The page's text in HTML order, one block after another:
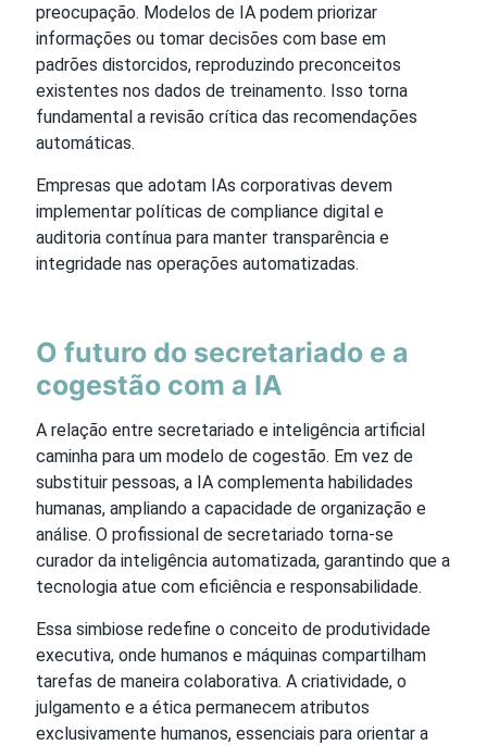
preocupação. Modelos de IA podem priorizar
informações ou tomar decisões com base em
padrões distorcidos, reproduzindo preconceitos
existentes nos dados de treinamento. Isso torna
fundamental a revisão crítica das recomendações
automáticas.
Empresas que adotam IAs corporativas devem
implementar políticas de compliance digital e
auditoria contínua para manter transparência e
integridade nas operações automatizadas.
O futuro do secretariado e a
cogestão com a IA
A relação entre secretariado e inteligência artificial
caminha para um modelo de cogestão. Em vez de
substituir pessoas, a IA complementa habilidades
humanas, ampliando a capacidade de organização e
análise. O profissional de secretariado torna-se
curador da inteligência automatizada, garantindo que a
tecnologia atue com eficiência e responsabilidade.
Essa simbiose redefine o conceito de produtividade
executiva, onde humanos e máquinas compartilham
tarefas de maneira colaborativa. A criatividade, o
julgamento e a ética permanecem atributos
exclusivamente humanos, essenciais para orientar a